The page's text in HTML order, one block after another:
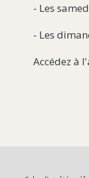
- Les
- Les
Accédez à